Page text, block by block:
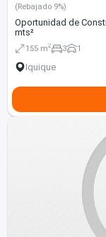
(Rebajado 9%)
Oportunidad de
mts²
155 m2 3 1
Iquique